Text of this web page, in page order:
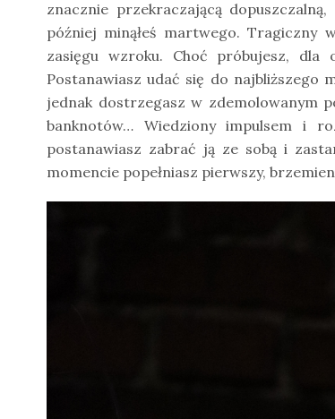
znacznie przekraczającą
później minąłeś martwego. Tragiczny
zasięgu wzroku. Choć próbujesz,
Postanawiasz udać się do najbliższego
jednak dostrzegasz w zdemolowanym
banknotów… Wiedziony impulsem i
postanawiasz zabrać ją ze sobą i
momencie popełniasz pierwszy,